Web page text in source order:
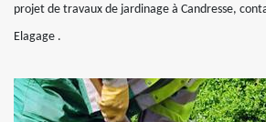
projet de travaux de jardinage à Candresse,
Elagage .